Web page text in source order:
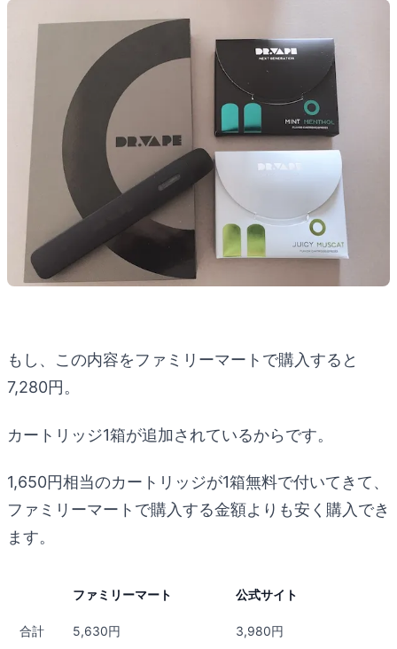
もし、この内容をファミリーマートで購入すると
7,280円。
カートリッジ1箱が追加されているからです。
1,650円相当のカートリッジが1箱無料で付いてきて、
ファミリーマートで購入する金額よりも安く購入でき
ます。
ファミリーマート 公式サイト
合計 5,630円 3,980円